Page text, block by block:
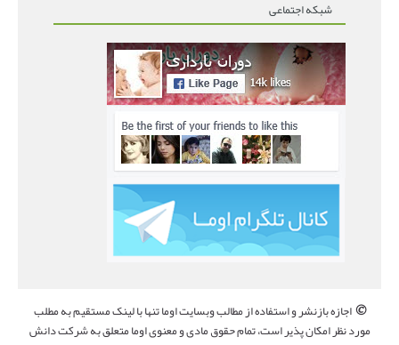
شبکه اجتماعی
©اجازه بازنشر و استفاده از مطالب وبسایت اوما تنها با لینک مستقیم به مطلب
مورد نظر امکان پذیر است، تمام حقوق مادی و معنوی اوما متعلق به شرکت دانش